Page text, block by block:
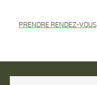
PRENDRE RENDEZ-VOUS